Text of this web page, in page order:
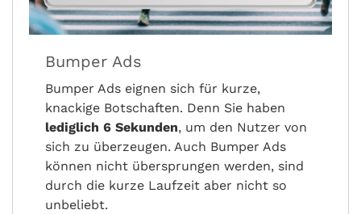
Bumper Ads
Bumper Ads eignen sich für kurze,
knackige Botschaften. Denn Sie haben
lediglich 6 Sekunden, um den Nutzer von
sich zu überzeugen. Auch Bumper Ads
können nicht übersprungen werden, sind
durch die kurze Laufzeit aber nicht so
unbeliebt.